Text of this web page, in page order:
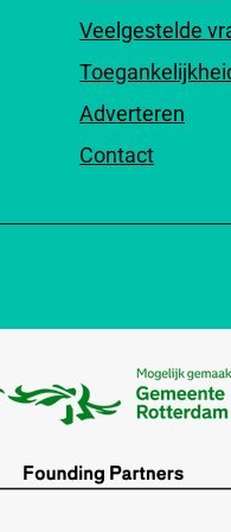
Veelgestelde
Adverteren
Contact